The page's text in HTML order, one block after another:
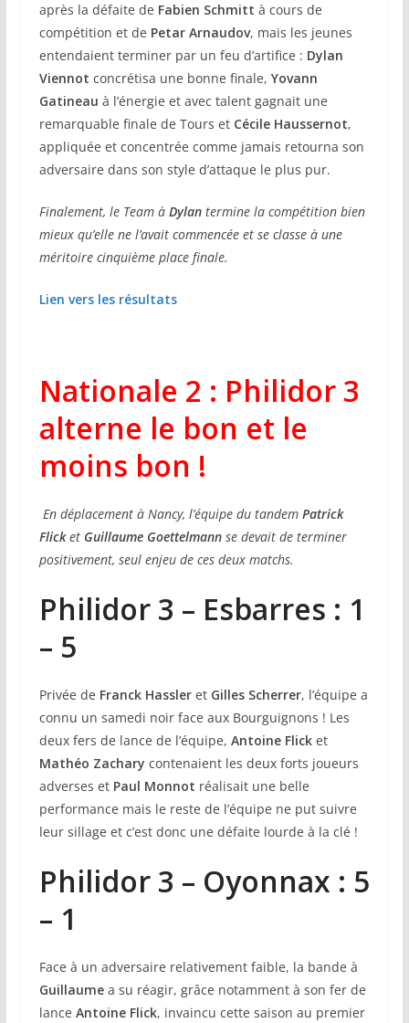
après la défaite de Fabien Schmitt à cours de
compétition et de Petar Arnaudov, mais les jeunes
entendaient terminer par un feu d’artifice : Dylan
Viennot concrétisa une bonne finale, Yovann
Gatineau à l’énergie et avec talent gagnait une
remarquable finale de Tours et Cécile Haussernot,
appliquée et concentrée comme jamais retourna son
adversaire dans son style d’attaque le plus pur.
Finalement, le Team à Dylantermine la compétition bien
mieux qu’elle ne l’avait commencée et se classe à une
méritoire cinquième place finale.
Lien vers les résultats
Nationale 2 : Philidor 3
alterne le bon et le
moins bon !
En déplacement à Nancy, l’équipe du tandem Patrick
Flicket Guillaume Goettelmannse devait de terminer
positivement, seul enjeu de ces deux matchs.
Philidor 3 – Esbarres : 1
– 5
Privée de Franck Hassleret Gilles Scherrer, l’équipe a
connu un samedi noir face aux Bourguignons ! Les
deux fers de lance de l’équipe, Antoine Flicket
Mathéo Zachary contenaient les deux forts joueurs
adverses et Paul Monnot réalisait une belle
performance mais le reste de l’équipe ne put suivre
leur sillage et c’est donc une défaite lourde à la clé !
Philidor 3 – Oyonnax : 5
– 1
Face à un adversaire relativement faible, la bande à
Guillaumea su réagir, grâce notamment à son fer de
lance Antoine Flick, invaincu cette saison au premier